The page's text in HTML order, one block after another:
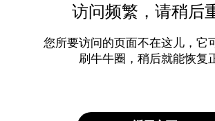
访问频繁，请稍后
您所要访问的页面不在这儿，它
刷牛牛圈，稍后就能恢复